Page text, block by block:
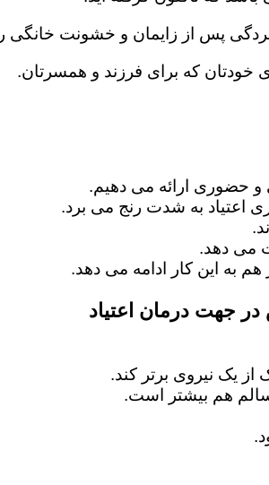
پس از زایمان و خشونت خانگی
خودتان که برای فرزند و همسرتان.
و حضوری ارائه می دهیم.
اعتیاد به شدت رنج می برد.
می دهد.
هم به این کار ادامه می دهد.
جهت درمان اعتیاد
از یک نیروی برتر کند.
هم بیشتر است.